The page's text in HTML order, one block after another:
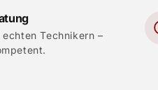
Technikern –